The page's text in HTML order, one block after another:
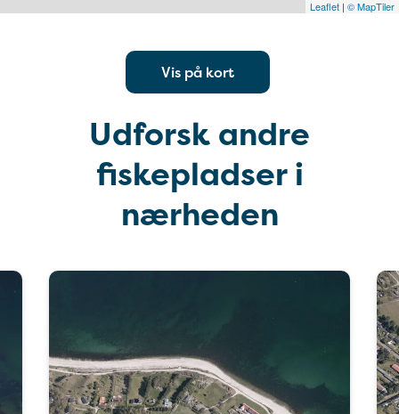
Leaflet | © MapTiler
Vis på kort
Udforsk andre
fiskepladser i
nærheden